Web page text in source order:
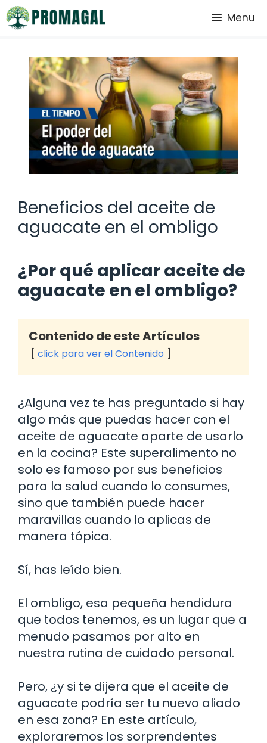
Saltar
al
Menu
Beneficios del aceite de
aguacate en el ombligo
¿Por qué aplicar aceite de
aguacate en el ombligo?
Contenido de este Artículos
click para ver el Contenido
¿Alguna vez te has preguntado si hay
algo más que puedas hacer con el
aceite de aguacate aparte de usarlo
en la cocina? Este superalimento no
solo es famoso por sus beneficios
para la salud cuando lo consumes,
sino que también puede hacer
maravillas cuando lo aplicas de
manera tópica.
Sí, has leído bien.
El ombligo, esa pequeña hendidura
que todos tenemos, es un lugar que a
menudo pasamos por alto en
nuestra rutina de cuidado personal.
Pero, ¿y si te dijera que el aceite de
aguacate podría ser tu nuevo aliado
en esa zona? En este artículo,
exploraremos los sorprendentes